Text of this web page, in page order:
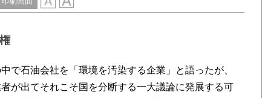
で石油会社を「環境を汚染する企業」と語ったが、
が出てそれこそ国を分断する一大議論に発展する可